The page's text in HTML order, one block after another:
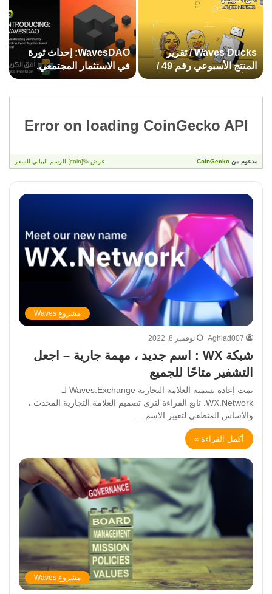
Waves Ducks / تقرير
المنتج الأسبوعي رقم 49 /
14 أبريل
WavesDAO: إحداث ثورة
في الاستثمار المجتمعي.
استثمروا معًا ، استثمروا
مشروع Waves
Aghiad007 نوفمبر 8, 2022
شبكة WX : اسم جديد ، مهمة جارية – اجعل
التشفير متاحًا للجميع
تمت إعادة تسمية العلامة التجارية Waves.Exchange لـ
WX.Network. تابع القراءة لترى تصميم العلامة التجارية المحدث ،
والأساس المنطقي لتغيير الاسم.…
أكمل القراءة »
مشروع Waves